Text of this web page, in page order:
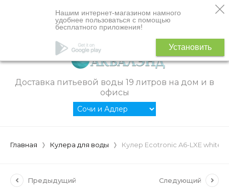
Доставка питьевой воды 19 литров на дом и в
офисы
Главная Кулера для воды Кулер Ecotronic A6-LXE white
Предыдущий Следующий
Нашим интернет-магазином намного
удобнее пользоваться с помощью
бесплатного приложения!
Установить